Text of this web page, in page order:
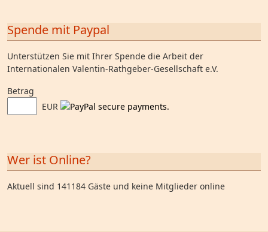
Spende mit Paypal
Unterstützen Sie mit Ihrer Spende die Arbeit der
Internationalen Valentin-Rathgeber-Gesellschaft e.V.
Betrag
EUR
Wer ist Online?
Aktuell sind 141184 Gäste und keine Mitglieder online